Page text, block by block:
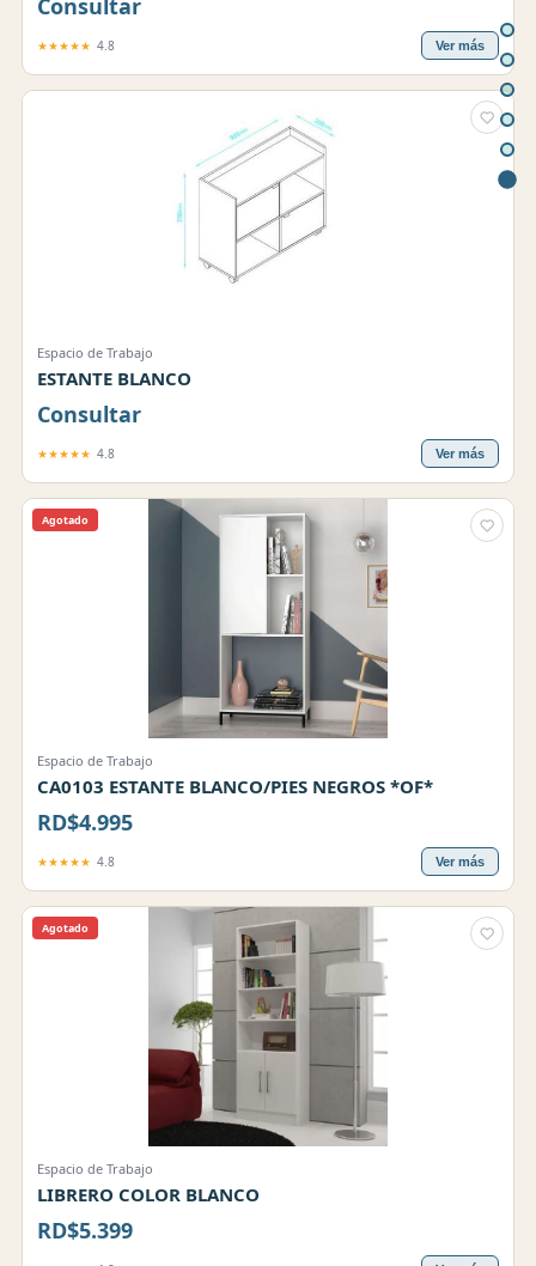
★★★★★ 4.8 Ver más
Espacio de Trabajo
ESTANTE BLANCO
Consultar
★★★★★ 4.8 Ver más
Agotado
Espacio de Trabajo
CA0103 ESTANTE BLANCO/PIES NEGROS *OF*
RD$4.995
★★★★★ 4.8 Ver más
Agotado
Espacio de Trabajo
LIBRERO COLOR BLANCO
RD$5.399